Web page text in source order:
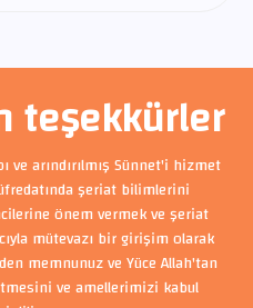
teşekkürler
arındırılmış Sünnet'i hizmet
şeriat bilimlerini
önem vermek ve şeriat
mütevazı bir girişim olarak
memnunuz ve Yüce Allah'tan
ve amellerimizi kabul